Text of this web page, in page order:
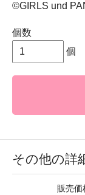
©GIRLS und
個数
個
その他の詳
販売価